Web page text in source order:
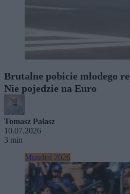
Brutalne pobicie młodego
Nie pojedzie na Euro
Tomasz Pałasz
10.07.2026
3 min
Mundial 2026